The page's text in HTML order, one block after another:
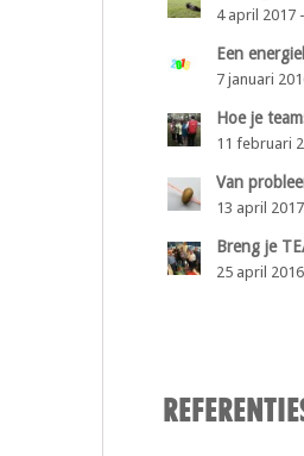
4 april 2017
Een
7 januari
Hoe je
11 februari
Van
13 april
Breng je
25 april